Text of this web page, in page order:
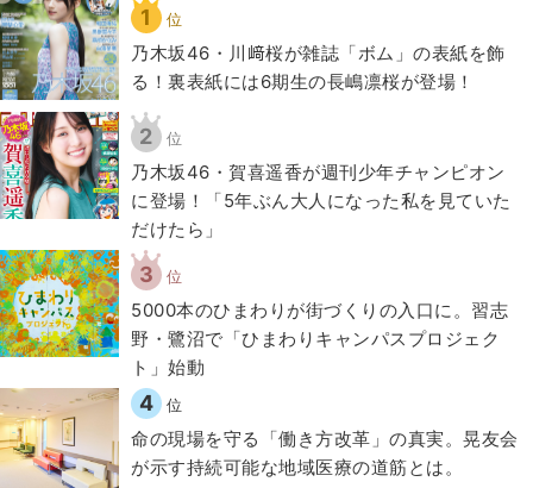
1 位
乃木坂46・川﨑桜が雑誌「ボム」の表紙を飾
る！裏表紙には6期生の長嶋凛桜が登場！
2 位
乃木坂46・賀喜遥香が週刊少年チャンピオン
に登場！「5年ぶん大人になった私を見ていた
だけたら」
3 位
5000本のひまわりが街づくりの入口に。習志
野・鷺沼で「ひまわりキャンパスプロジェク
ト」始動
4 位
​命の現場を守る「働き方改革」の真実。晃友会
が示す持続可能な地域医療の道筋とは。